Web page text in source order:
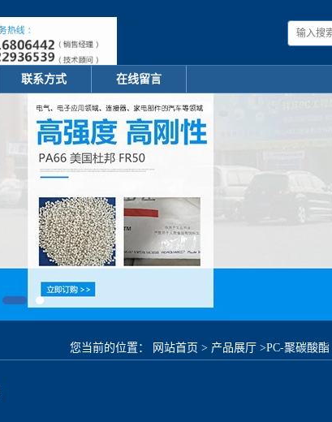
联系方式 在线留言
您当前的位置： 网站首页 > 产品展厅 >PC-聚碳酸酯